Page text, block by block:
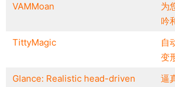
VAMMoan
为
吟
TittyMagic
自
变
Glance: Realistic head-driven
逼